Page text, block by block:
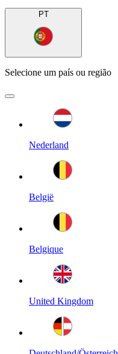
PT
Selecione um país ou região
Nederland
België
Belgique
United Kingdom